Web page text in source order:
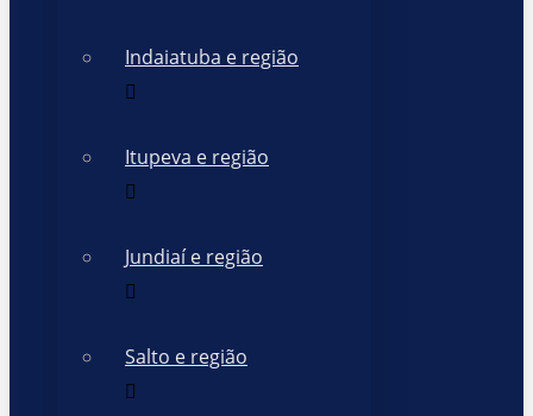
Indaiatuba e região
Itupeva e região
Jundiaí e região
Salto e região